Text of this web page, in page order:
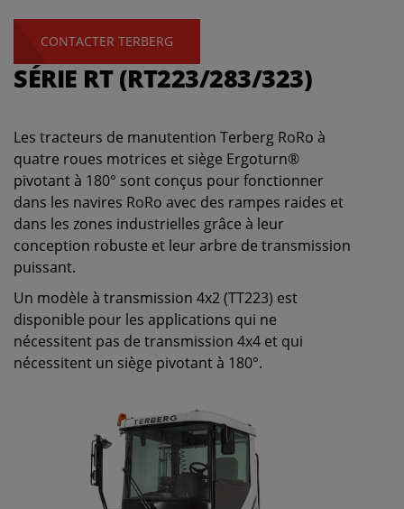
CONTACTER TERBERG
SÉRIE RT (RT223/283/323)
Les tracteurs de manutention Terberg RoRo à
quatre roues motrices et siège Ergoturn®
pivotant à 180° sont conçus pour fonctionner
dans les navires RoRo avec des rampes raides et
dans les zones industrielles grâce à leur
conception robuste et leur arbre de transmission
puissant.
Un modèle à transmission 4x2 (TT223) est
disponible pour les applications qui ne
nécessitent pas de transmission 4x4 et qui
nécessitent un siège pivotant à 180°.